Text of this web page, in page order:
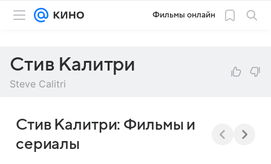
Фильмы онлайн
Стив Калитри
Steve Calitri
Стив Калитри: Фильмы и
сериалы